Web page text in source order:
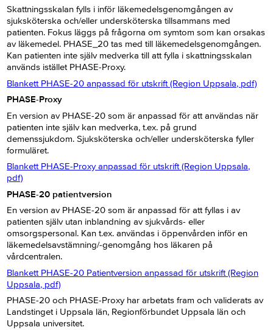
Skattningsskalan fylls i inför läkemedelsgenomgången av
sjuksköterska och/eller undersköterska tillsammans med
patienten. Fokus läggs på frågorna om symtom som kan orsakas
av läkemedel. PHASE_20 tas med till läkemedelsgenomgången.
Kan patienten inte själv medverka till att fylla i skattningsskalan
används istället PHASE-Proxy.
Blankett PHASE-20 anpassad för utskrift (Region Uppsala, pdf)
PHASE-Proxy
En version av PHASE-20 som är anpassad för att användas när
patienten inte själv kan medverka, t.ex. på grund
demenssjukdom. Sjuksköterska och/eller undersköterska fyller
formuläret.
Blankett PHASE-Proxy anpassad för utskrift (Region Uppsala,
pdf)
PHASE-20 patientversion
En version av PHASE-20 som är anpassad för att fyllas i av
patienten själv utan inblandning av sjukvårds- eller
omsorgspersonal. Kan t.ex. användas i öppenvården inför en
läkemedelsavstämning/-genomgång hos läkaren på
vårdcentralen.
Blankett PHASE-20 Patientversion anpassad för utskrift (Region
Uppsala, pdf)
PHASE-20 och PHASE-Proxy har arbetats fram och validerats av
Landstinget i Uppsala län, Regionförbundet Uppsala län och
Uppsala universitet.